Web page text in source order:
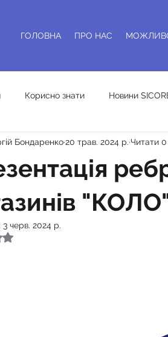
ГОЛОВНА ПРО НАС
Корисно знати Новини
Ребрендинг торгівельних мереж
Бондаренко20 трав. 2024 р. Читати 0
3 черв. 2024 р.
NaN з 5 зірок.